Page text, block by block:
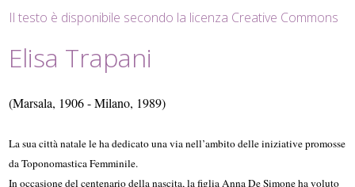
Il testo è disponibile secondo la licenza Creative Commons
Elisa Trapani
(Marsala, 1906 - Milano, 1989)
La sua città natale le ha dedicato una via nell’ambito delle iniziative promosse
da Toponomastica Femminile.
In occasione del centenario della nascita, la figlia Anna De Simone ha voluto